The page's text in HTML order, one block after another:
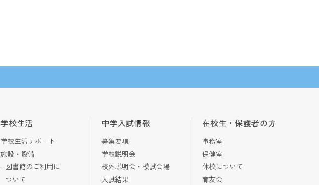
学校生活
学校生活サポート
施設・設備
図書館のご利用に
ついて
中学入試情報
募集要項
学校説明会
校外説明会・模試会場
入試結果
在校生・保護者の方
事務室
保健室
休校について
育友会